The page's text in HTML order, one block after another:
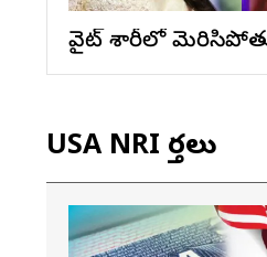
వైట్ శారీలో
USA NRI వార్తలు